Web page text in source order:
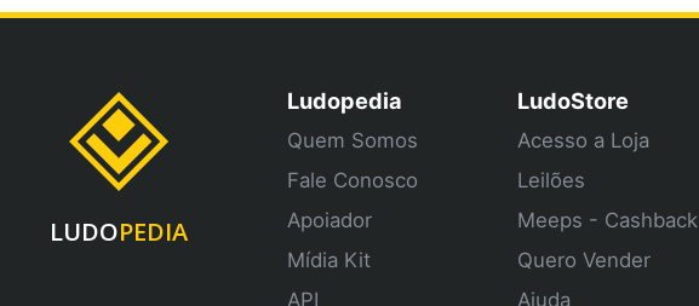
LUDOPEDIA
Ludopedia
Quem Somos
Fale Conosco
Apoiador
Mídia Kit
API
LudoStore
Acesso a Loja
Leilões
Meeps - Cashback
Quero Vender
Ajuda